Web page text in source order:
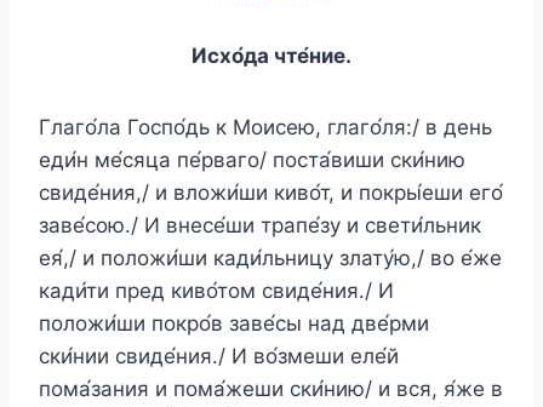
Исхо́да чте́ние.
Глаго́ла Госпо́дь к Моисею, глаго́ля:/ в день
еди́н ме́сяца пе́рваго/ поста́виши ски́нию
свиде́ния,/ и вложи́ши киво́т, и покры́еши его́
заве́сою./ И внесе́ши трапе́зу и свети́льник
ея́,/ и положи́ши кади́льницу злату́ю,/ во е́же
кади́ти пред киво́том свиде́ния./ И
положи́ши покро́в заве́сы над две́рми
ски́нии свиде́ния./ И во́змеши еле́й
пома́зания и пома́жеши ски́нию/ и вся, я́же в